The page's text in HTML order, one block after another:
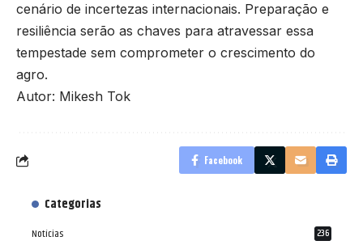
cenário de incertezas internacionais. Preparação e
resiliência serão as chaves para atravessar essa
tempestade sem comprometer o crescimento do
agro.
Autor: Mikesh Tok
Facebook
Categorias
Notícias 236